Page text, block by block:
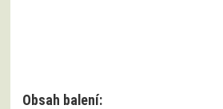
Obsah balení: